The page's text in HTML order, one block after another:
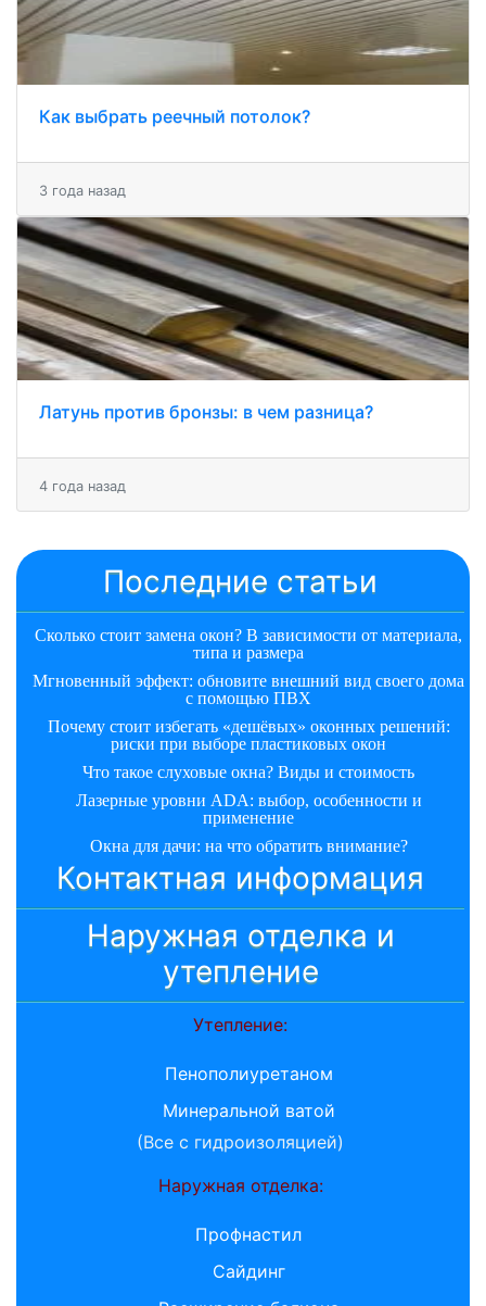
Как выбрать реечный потолок?
3 года назад
Латунь против бронзы: в чем разница?
4 года назад
Последние статьи
Сколько стоит замена окон? В зависимости от материала,
типа и размера
Мгновенный эффект: обновите внешний вид своего дома
с помощью ПВХ
Почему стоит избегать «дешёвых» оконных решений:
риски при выборе пластиковых окон
Что такое слуховые окна? Виды и стоимость
Лазерные уровни ADA: выбор, особенности и
применение
Окна для дачи: на что обратить внимание?
Контактная информация
Наружная отделка и
утепление
Утепление:
Пенополиуретаном
Минеральной ватой
(Все с гидроизоляцией)
Наружная отделка:
Профнастил
Сайдинг